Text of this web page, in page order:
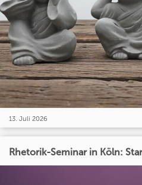
13. Juli 2026
Rhetorik-Seminar in Köln: